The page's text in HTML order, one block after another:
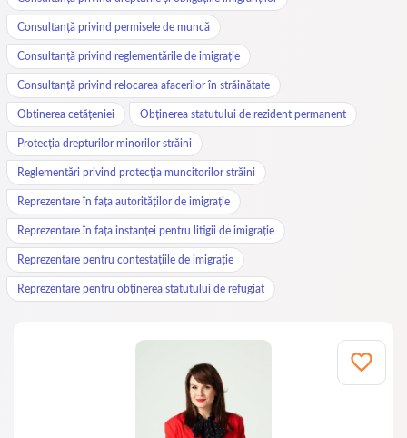
Consultanță privind permisele de muncă
Consultanță privind reglementările de imigrație
Consultanță privind relocarea afacerilor în străinătate
Obținerea cetățeniei Obținerea statutului de rezident permanent
Protecția drepturilor minorilor străini
Reglementări privind protecția muncitorilor străini
Reprezentare în fața autorităților de imigrație
Reprezentare în fața instanței pentru litigii de imigrație
Reprezentare pentru contestațiile de imigrație
Reprezentare pentru obținerea statutului de refugiat